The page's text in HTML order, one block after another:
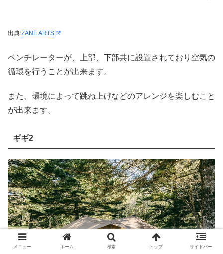
出典:ZANE ARTS
ベンチレーターが、上部、下部共に設置されており空気の
循環を行うことが出来ます。
また、環境によって跳ね上げなどのアレンジを楽しむこと
が出来ます。
ギギ2
メニュー ホーム 検索 トップ サイドバー